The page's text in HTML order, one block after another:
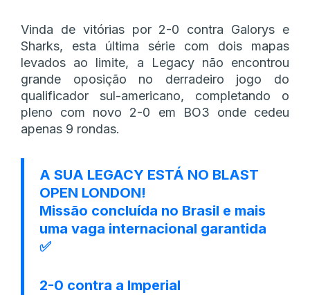
Vinda de vitórias por 2-0 contra Galorys e
Sharks, esta última série com dois mapas
levados ao limite, a Legacy não encontrou
grande oposição no derradeiro jogo do
qualificador sul-americano, completando o
pleno com novo 2-0 em BO3 onde cedeu
apenas 9 rondas.
A SUA LEGACY ESTÁ NO BLAST
OPEN LONDON!
Missão concluída no Brasil e mais
uma vaga internacional garantida
✅
2-0 contra a Imperial